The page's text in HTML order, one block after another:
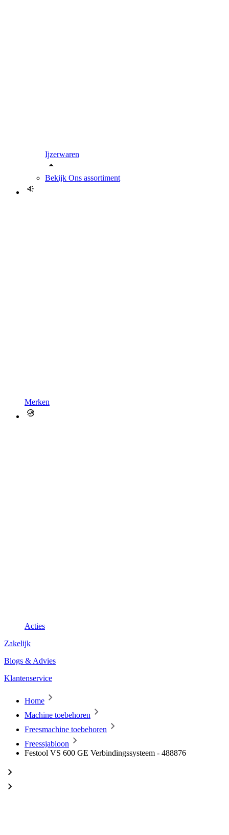
Ijzerwaren
Bekijk Ons assortiment
Merken
Acties
Zakelijk
Blogs & Advies
Klantenservice
Home
Machine toebehoren
Freesmachine toebehoren
Freessjabloon
Festool VS 600 GE Verbindingssysteem - 488876